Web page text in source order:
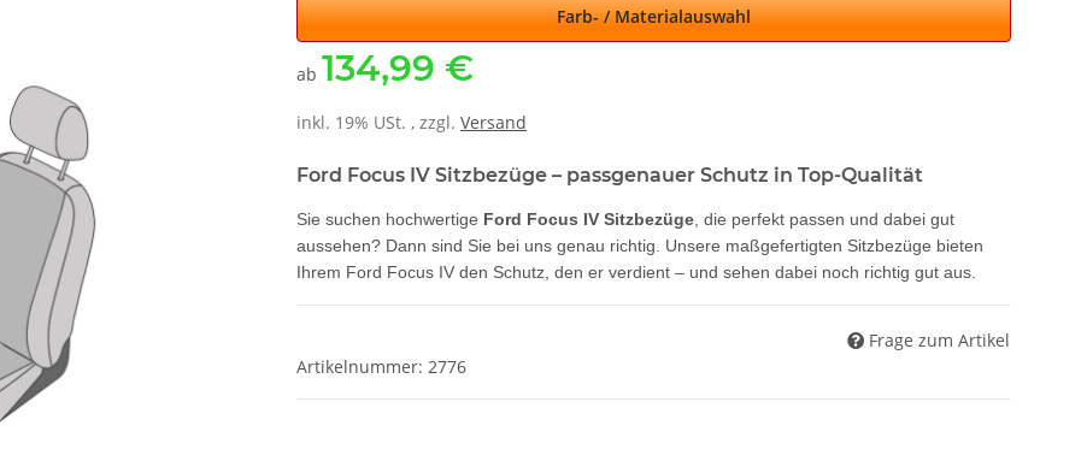
Farb- / Materialauswahl
ab 134,99 €
inkl. 19% USt. , zzgl. Versand
Ford Focus IV Sitzbezüge – passgenauer Schutz in Top-Qualität
Sie suchen hochwertige Ford Focus IV Sitzbezüge, die perfekt passen und dabei gut
aussehen? Dann sind Sie bei uns genau richtig. Unsere maßgefertigten Sitzbezüge bieten
Ihrem Ford Focus IV den Schutz, den er verdient – und sehen dabei noch richtig gut aus.
Frage zum Artikel
Artikelnummer: 2776